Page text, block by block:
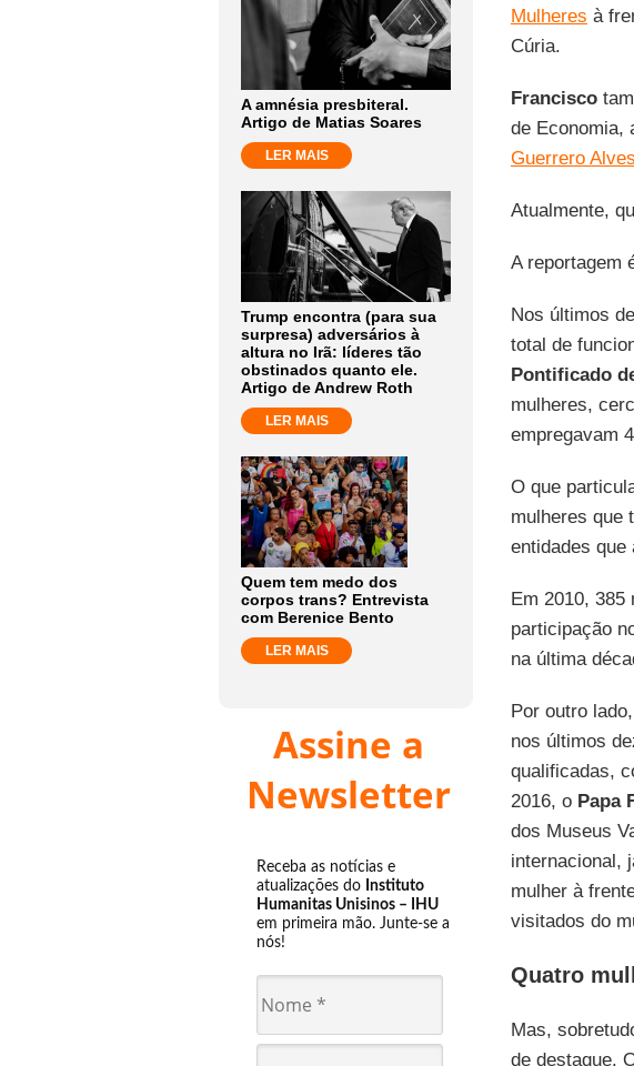
A amnésia presbiteral.
Artigo de Matias Soares
LER MAIS
Trump encontra (para sua
surpresa) adversários à
altura no Irã: líderes tão
obstinados quanto ele.
Artigo de Andrew Roth
LER MAIS
Quem tem medo dos
corpos trans? Entrevista
com Berenice Bento
LER MAIS
Assine a
Newsletter
Receba as notícias e
atualizações do Instituto
Humanitas Unisinos – IHU
em primeira mão. Junte-se a
nós!
Mulheres à
Cúria.
Francisco
de Economia,
Guerrero Alves
Atualmente,
A reportagem
Nos últimos
total de
Pontificado
mulheres,
empregavam
O que
mulheres que
entidades que
Em 2010, 385
participação
na última
Por outro
nos últimos
qualificadas,
2016, o Papa
dos Museus
internacional,
mulher à
visitados do
Quatro
Mas,
de destaque.